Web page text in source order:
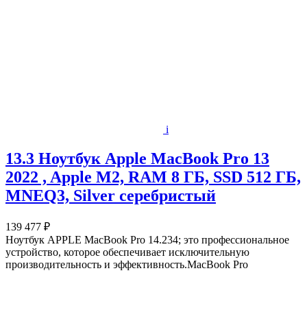
i
13.3 Ноутбук Apple MacBook Pro 13
2022 , Apple M2, RAM 8 ГБ, SSD 512 ГБ,
MNEQ3, Silver серебристый
139 477 ₽
Ноутбук APPLE MacBook Pro 14.234; это профессиональное
устройство, которое обеспечивает исключительную
производительность и эффективность.MacBook Pro